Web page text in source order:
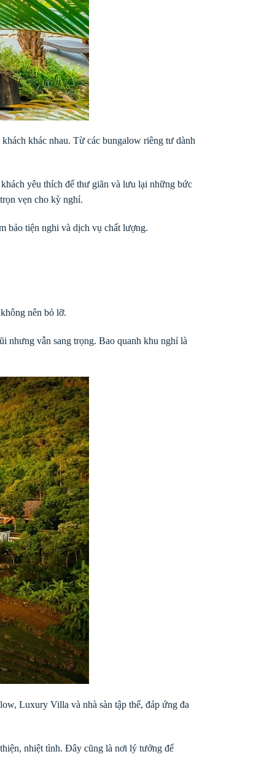
khác nhau. Từ các bungalow riêng tư dành
yêu thích để thư giãn và lưu lại những bức
vẹn cho kỳ nghỉ.
bảo tiện nghi và dịch vụ chất lượng.
nên bỏ lỡ.
nhưng vẫn sang trọng. Bao quanh khu nghỉ là
Luxury Villa và nhà sàn tập thể, đáp ứng đa
nhiệt tình. Đây cũng là nơi lý tưởng để